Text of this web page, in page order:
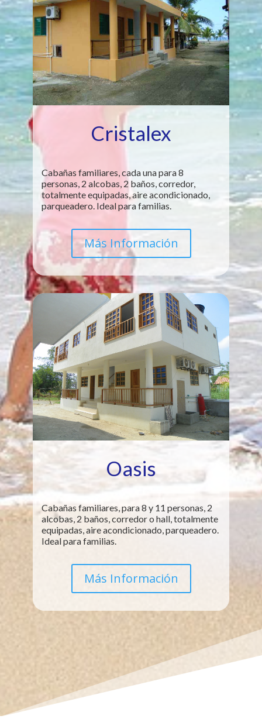
Cristalex
Cabañas familiares, cada una para 8
personas, 2 alcobas, 2 baños, corredor,
totalmente equipadas, aire acondicionado,
parqueadero. Ideal para familias.
Más Información
Oasis
Cabañas familiares, para 8 y 11 personas, 2
alcobas, 2 baños, corredor o hall, totalmente
equipadas, aire acondicionado, parqueadero.
Ideal para familias.
Más Información